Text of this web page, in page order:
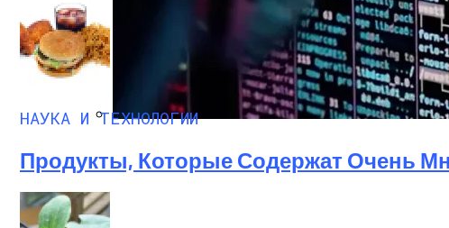
Преимущества И Особенности Угольных
НАУКА И ТЕХНОЛОГИИ
Продукты, Которые Содержат Очень